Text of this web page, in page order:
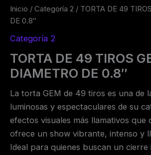
Inicio / Categoría 2 / TORTA DE 49
DE 0.8″
Categoría 2
TORTA DE 49 TIROS
DIAMETRO DE 0.8″
La torta GEM de 49 tiros es una de
luminosas y espectaculares de su
efectos visuales más llamativos que
ofrece un show vibrante, intenso y
Ideal para quienes buscan un